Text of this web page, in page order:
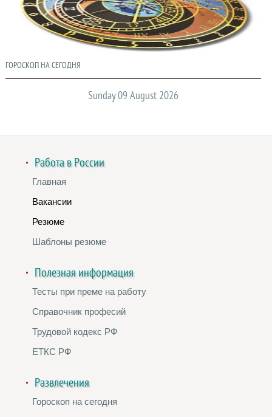
ГОРОСКОП НА СЕГОДНЯ
Sunday 09 August 2026
Работа в России
Главная
Вакансии
Резюме
Шаблоны резюме
Полезная информация
Тесты при преме на работу
Справочник професий
Трудовой кодекс РФ
ЕТКС РФ
Развлечения
Гороскоп на сегодня